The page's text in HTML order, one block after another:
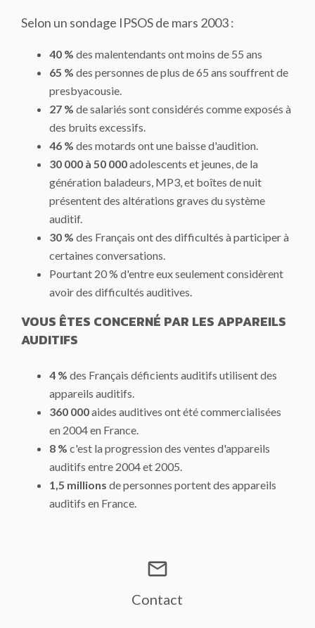
Selon un sondage IPSOS de mars 2003 :
40 % des malentendants ont moins de 55 ans
65 % des personnes de plus de 65 ans souffrent de
presbyacousie.
27 % de salariés sont considérés comme exposés à
des bruits excessifs.
46 % des motards ont une baisse d'audition.
30 000 à 50 000adolescents et jeunes, de la
génération baladeurs, MP3, et boîtes de nuit
présentent des altérations graves du système
auditif.
30 % des Français ont des difficultés à participer à
certaines conversations.
Pourtant 20 % d'entre eux seulement considèrent
avoir des difficultés auditives.
VOUS ÊTES CONCERNÉ PAR LES APPAREILS
AUDITIFS
4 % des Français déficients auditifs utilisent des
appareils auditifs.
360 000aides auditives ont été commercialisées
en 2004 en France.
8 % c'est la progression des ventes d'appareils
auditifs entre 2004 et 2005.
1,5 millions de personnes portent des appareils
auditifs en France.
mail_outline
Contact